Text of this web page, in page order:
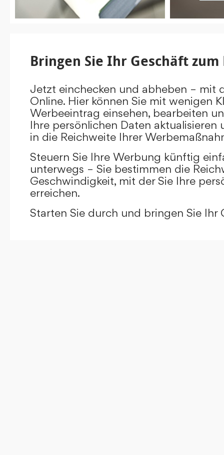
Bringen Sie Ihr Geschäft zum
Jetzt einchecken und abheben – mit
Online. Hier können Sie mit wenigen
Werbeeintrag einsehen, bearbeiten
Ihre persönlichen Daten aktualisieren
in die Reichweite Ihrer
Steuern Sie Ihre Werbung künftig
unterwegs – Sie bestimmen die
Geschwindigkeit, mit der Sie Ihre
erreichen.
Starten Sie durch und bringen Sie Ihr